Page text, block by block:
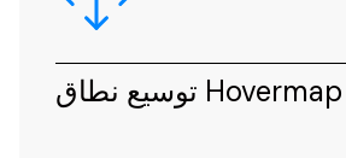
توسيع نطاق Hovermap